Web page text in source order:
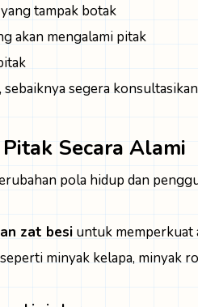
tampak botak
akan mengalami pitak
segera
Secara Alami
pola hidup dan
zat besi untuk memperkuat
seperti minyak kelapa, minyak